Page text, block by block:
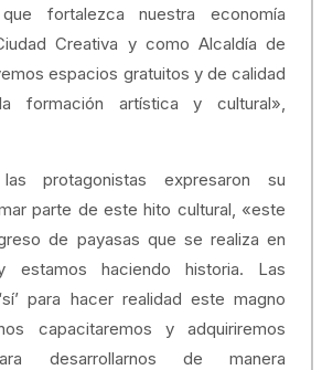
que fortalezca nuestra economía
Creativa y como Alcaldía de
espacios gratuitos y de calidad
formación artística y cultural»,
protagonistas expresaron su
parte de este hito cultural, «este
de payasas que se realiza en
estamos haciendo historia. Las
para hacer realidad este magno
capacitaremos y adquiriremos
desarrollarnos de manera